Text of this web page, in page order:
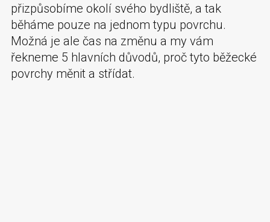
přizpůsobíme okolí svého bydliště, a tak
běháme pouze na jednom typu povrchu.
Možná je ale čas na změnu a my vám
řekneme 5 hlavních důvodů, proč tyto běžecké
povrchy měnit a střídat.